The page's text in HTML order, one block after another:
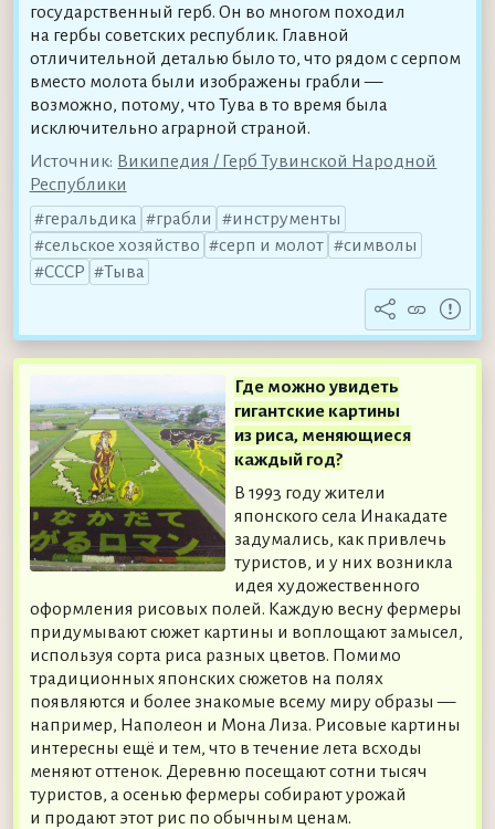
государственный герб. Он во многом походил
на гербы советских республик. Главной
отличительной деталью было то, что рядом с серпом
вместо молота были изображены грабли —
возможно, потому, что Тува в то время была
исключительно аграрной страной.
Источник: Википедия / Герб Тувинской Народной
Республики
геральдика
грабли
инструменты
сельское хозяйство
серп и молот
символы
СССР
Тыва
Где можно увидеть
гигантские картины
из риса, меняющиеся
каждый год?
В 1993 году жители
японского села Инакадате
задумались, как привлечь
туристов, и у них возникла
идея художественного
оформления рисовых полей. Каждую весну фермеры
придумывают сюжет картины и воплощают замысел,
используя сорта риса разных цветов. Помимо
традиционных японских сюжетов на полях
появляются и более знакомые всему миру образы —
например, Наполеон и Мона Лиза. Рисовые картины
интересны ещё и тем, что в течение лета всходы
меняют оттенок. Деревню посещают сотни тысяч
туристов, а осенью фермеры собирают урожай
и продают этот рис по обычным ценам.